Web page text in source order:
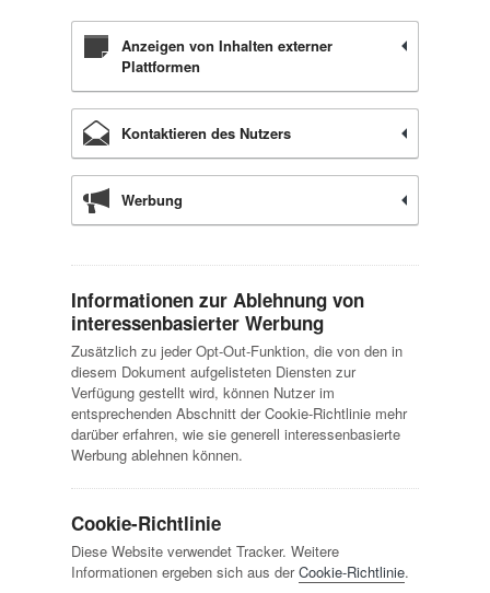
Anzeigen von Inhalten externer
Plattformen
Kontaktieren des Nutzers
Werbung
Informationen zur Ablehnung von
interessenbasierter Werbung
Zusätzlich zu jeder Opt-Out-Funktion, die von den in
diesem Dokument aufgelisteten Diensten zur
Verfügung gestellt wird, können Nutzer im
entsprechenden Abschnitt der Cookie-Richtlinie mehr
darüber erfahren, wie sie generell interessenbasierte
Werbung ablehnen können.
Cookie-Richtlinie
Diese Website verwendet Tracker. Weitere
Informationen ergeben sich aus derCookie-Richtlinie.